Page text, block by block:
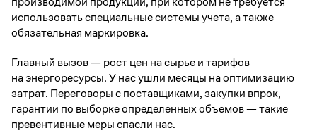
использовать специальные системы учета, а также
обязательная маркировка.
Главный вызов — рост цен на сырье и тарифов
на энергоресурсы. У нас ушли месяцы на оптимизацию
затрат. Переговоры с поставщиками, закупки впрок,
гарантии по выборке определенных объемов — такие
превентивные меры спасли нас.